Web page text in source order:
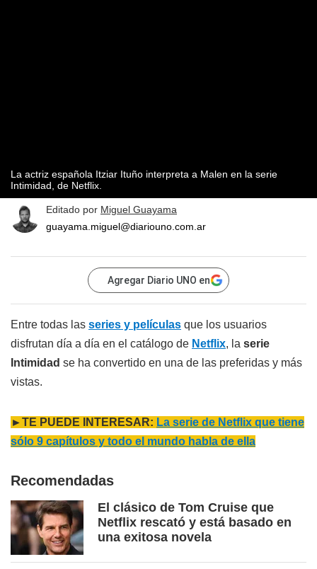
La actriz española Itziar Ituño interpreta a Malen en la serie
Intimidad, de Netflix.
Editado por Miguel Guayama
guayama.miguel@diariouno.com.ar
Agregar Diario UNO en
Entre todas las series y películas que los usuarios
disfrutan día a día en el catálogo de Netflix, la serie
Intimidad se ha convertido en una de las preferidas y más
vistas.
►TE PUEDE INTERESAR: La serie de Netflix que tiene
sólo 9 capítulos y todo el mundo habla de ella
Recomendadas
El clásico de Tom Cruise que
Netflix rescató y está basado en
una exitosa novela